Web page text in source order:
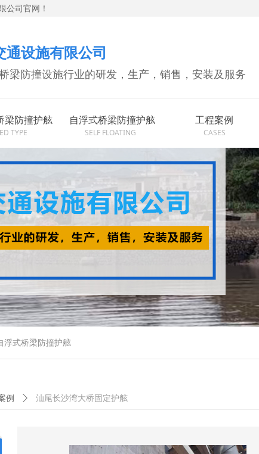
公司官网！
通设施有限公司
梁防撞设施行业的研发，生产，销售，安装及服务
浮式桥梁防撞护舷
梁防撞护舷 自浮式桥梁防撞护舷 工程案例
TYPE SELF FLOATING CASES
例 ꄲ 汕尾长沙湾大桥固定护舷